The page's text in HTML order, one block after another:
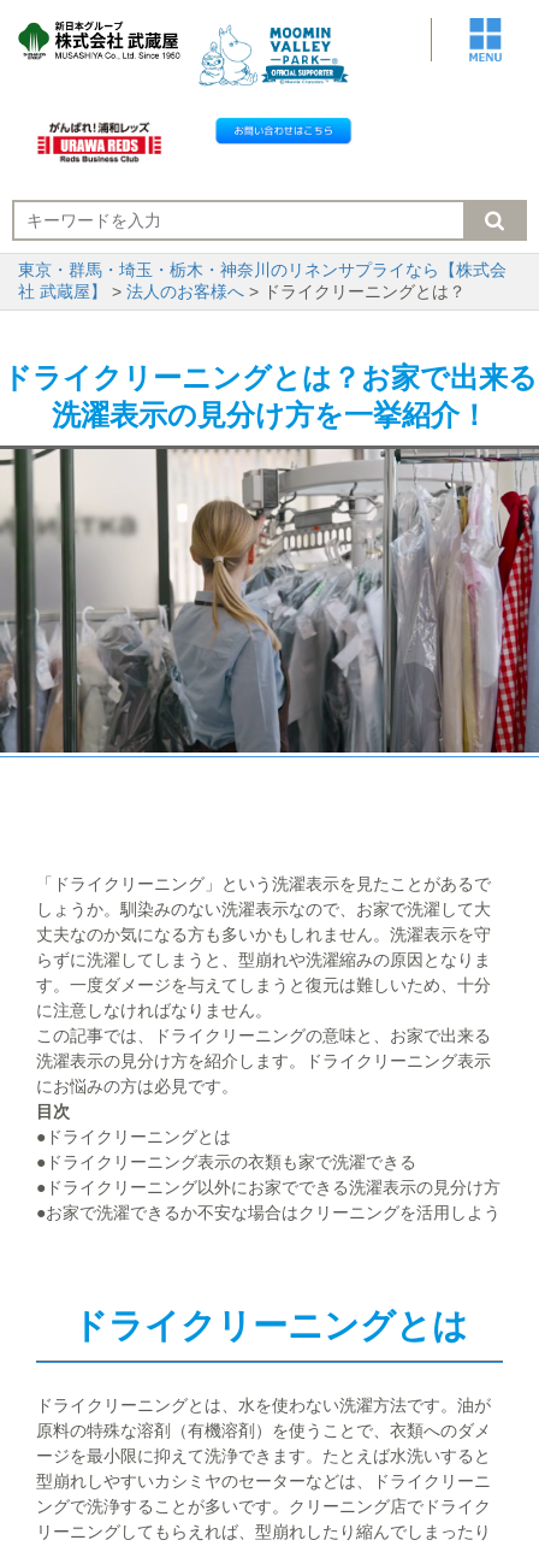
東京・群馬・埼玉・栃木・神奈川のリネンサプライなら【株式会
社 武蔵屋】 > 法人のお客様へ > ドライクリーニングとは？
ドライクリーニングとは？お家で出来る
洗濯表示の見分け方を一挙紹介！
「ドライクリーニング」という洗濯表示を見たことがあるで
しょうか。馴染みのない洗濯表示なので、お家で洗濯して大
丈夫なのか気になる方も多いかもしれません。洗濯表示を守
らずに洗濯してしまうと、型崩れや洗濯縮みの原因となりま
す。一度ダメージを与えてしまうと復元は難しいため、十分
に注意しなければなりません。
この記事では、ドライクリーニングの意味と、お家で出来る
洗濯表示の見分け方を紹介します。ドライクリーニング表示
にお悩みの方は必見です。
目次
●ドライクリーニングとは
●ドライクリーニング表示の衣類も家で洗濯できる
●ドライクリーニング以外にお家でできる洗濯表示の見分け方
●お家で洗濯できるか不安な場合はクリーニングを活用しよう
ドライクリーニングとは
ドライクリーニングとは、水を使わない洗濯方法です。油が
原料の特殊な溶剤（有機溶剤）を使うことで、衣類へのダメ
ージを最小限に抑えて洗浄できます。たとえば水洗いすると
型崩れしやすいカシミヤのセーターなどは、ドライクリーニ
ングで洗浄することが多いです。クリーニング店でドライク
リーニングしてもらえれば、型崩れしたり縮んでしまったり